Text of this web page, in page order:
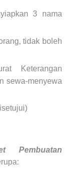
3 nama
tidak boleh
Keterangan
sewa-menyewa
Pembuatan